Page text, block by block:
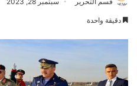
دقيقة واحدة